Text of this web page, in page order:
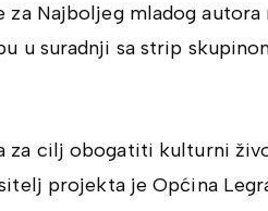
Najboljeg mladog autora
u suradnji sa strip
za cilj obogatiti kulturni
projekta je Općina